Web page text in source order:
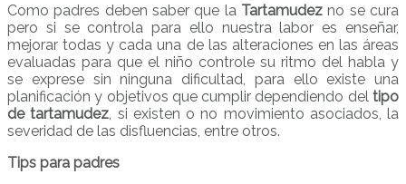
Como padres deben saber que la Tartamudez no se cura
pero si se controla para ello nuestra labor es enseñar,
mejorar todas y cada una de las alteraciones en las áreas
evaluadas para que el niño controle su ritmo del habla y
se exprese sin ninguna dificultad, para ello existe una
planificación y objetivos que cumplir dependiendo del tipo
de tartamudez, si existen o no movimiento asociados, la
severidad de las disfluencias, entre otros.
Tips para padres